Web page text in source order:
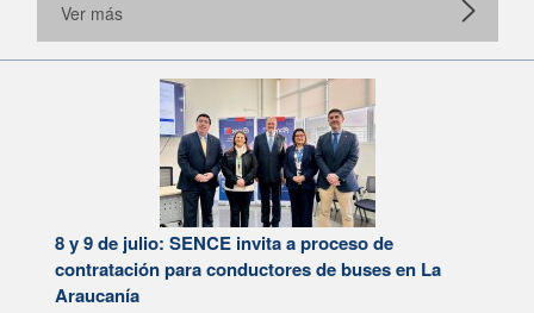
Ver más
8 y 9 de julio: SENCE invita a proceso de
contratación para conductores de buses en La
Araucanía